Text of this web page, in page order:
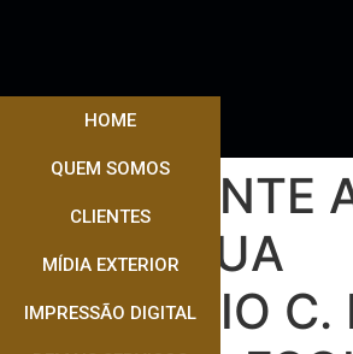
HOME
QUEM SOMOS
CLIENTES
MÍDIA EXTERIOR
IMPRESSÃO DIGITAL
RUA MONTE
– ESQ. RUA
CORNELIO C.